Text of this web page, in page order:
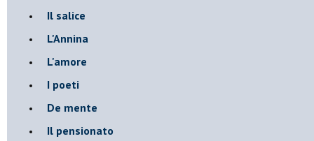
Il salice
L'Annina
L'amore
I poeti
De mente
Il pensionato